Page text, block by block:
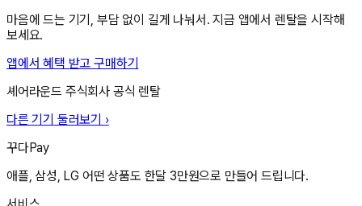
마음에 드는 기기, 부담 없이 길게 나눠서. 지금 앱에서 렌탈을 시작해
보세요.
앱에서 혜택 받고 구매하기
셰어라운드 주식회사 공식 렌탈
다른 기기 둘러보기 ›
꾸다Pay
애플, 삼성, LG 어떤 상품도 한달 3만원으로 만들어 드립니다.